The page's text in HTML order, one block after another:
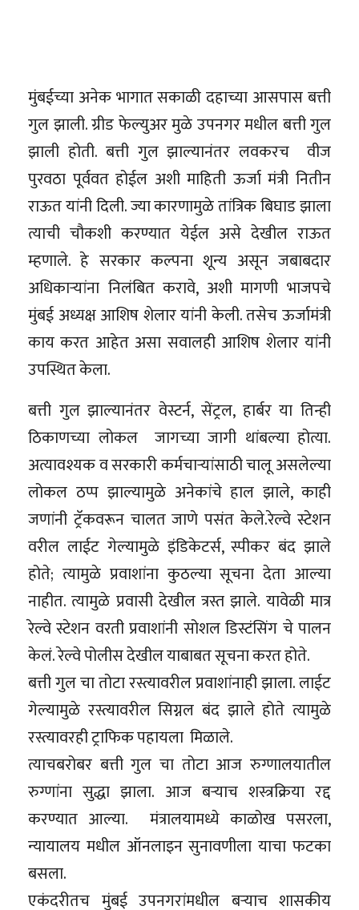
मुंबईच्या अनेक भागात सकाळी दहाच्या आसपास बत्ती
गुल झाली. ग्रीड फेल्युअर मुळे उपनगर मधील बत्ती गुल
झाली होती. बत्ती गुल झाल्यानंतर लवकरच वीज
पुरवठा पूर्ववत होईल अशी माहिती ऊर्जा मंत्री नितीन
राऊत यांनी दिली. ज्या कारणामुळे तांत्रिक बिघाड झाला
त्याची चौकशी करण्यात येईल असे देखील राऊत
म्हणाले. हे सरकार कल्पना शून्य असून जबाबदार
अधिकाऱ्यांना निलंबित करावे, अशी मागणी भाजपचे
मुंबई अध्यक्ष आशिष शेलार यांनी केली. तसेच ऊर्जामंत्री
काय करत आहेत असा सवालही आशिष शेलार यांनी
उपस्थित केला.
बत्ती गुल झाल्यानंतर वेस्टर्न, सेंट्रल, हार्बर या तिन्ही
ठिकाणच्या लोकल जागच्या जागी थांबल्या होत्या.
अत्यावश्यक व सरकारी कर्मचाऱ्यांसाठी चालू असलेल्या
लोकल ठप्प झाल्यामुळे अनेकांचे हाल झाले, काही
जणांनी ट्रॅकवरून चालत जाणे पसंत केले.रेल्वे स्टेशन
वरील लाईट गेल्यामुळे इंडिकेटर्स, स्पीकर बंद झाले
होते; त्यामुळे प्रवाशांना कुठल्या सूचना देता आल्या
नाहीत. त्यामुळे प्रवासी देखील त्रस्त झाले. यावेळी मात्र
रेल्वे स्टेशन वरती प्रवाशांनी सोशल डिस्टंसिंग चे पालन
केलं. रेल्वे पोलीस देखील याबाबत सूचना करत होते.
बत्ती गुल चा तोटा रस्त्यावरील प्रवाशांनाही झाला. लाईट
गेल्यामुळे रस्त्यावरील सिग्नल बंद झाले होते त्यामुळे
रस्त्यावरही ट्राफिक पहायला मिळाले.
त्याचबरोबर बत्ती गुल चा तोटा आज रुग्णालयातील
रुग्णांना सुद्धा झाला. आज बऱ्याच शस्त्रक्रिया रद्द
करण्यात आल्या. मंत्रालयामध्ये काळोख पसरला,
न्यायालय मधील ऑनलाइन सुनावणीला याचा फटका
बसला.
एकंदरीतच मुंबई उपनगरांमधील बऱ्याच शासकीय